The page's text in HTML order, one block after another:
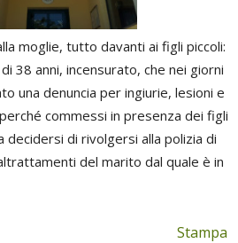
moglie, tutto davanti ai figli piccoli:
38 anni, incensurato, che nei giorni
una denuncia per ingiurie, lesioni e
commessi in presenza dei figli
decidersi di rivolgersi alla polizia di
del marito dal quale è in
Stampa